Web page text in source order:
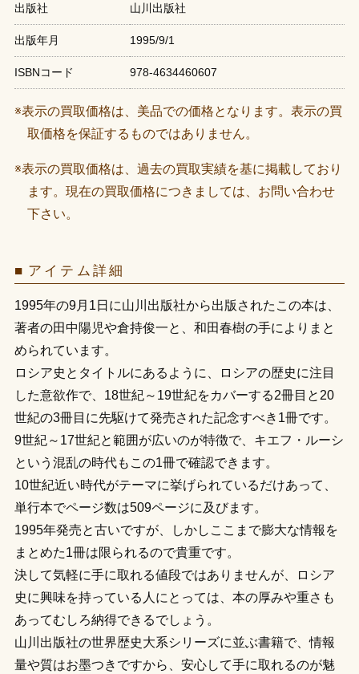
出版社 山川出版社
出版年月 1995/9/1
ISBNコード 978-4634460607
※表示の買取価格は、美品での価格となります。表示の買
取価格を保証するものではありません。
※表示の買取価格は、過去の買取実績を基に掲載しており
ます。現在の買取価格につきましては、お問い合わせ
下さい。
アイテム詳細
1995年の9月1日に山川出版社から出版されたこの本は、
著者の田中陽児や倉持俊一と、和田春樹の手によりまと
められています。
ロシア史とタイトルにあるように、ロシアの歴史に注目
した意欲作で、18世紀～19世紀をカバーする2冊目と20
世紀の3冊目に先駆けて発売された記念すべき1冊です。
9世紀～17世紀と範囲が広いのが特徴で、キエフ・ルーシ
という混乱の時代もこの1冊で確認できます。
10世紀近い時代がテーマに挙げられているだけあって、
単行本でページ数は509ページに及びます。
1995年発売と古いですが、しかしここまで膨大な情報を
まとめた1冊は限られるので貴重です。
決して気軽に手に取れる値段ではありませんが、ロシア
史に興味を持っている人にとっては、本の厚みや重さも
あってむしろ納得できるでしょう。
山川出版社の世界歴史大系シリーズに並ぶ書籍で、情報
量や質はお墨つきですから、安心して手に取れるのが魅